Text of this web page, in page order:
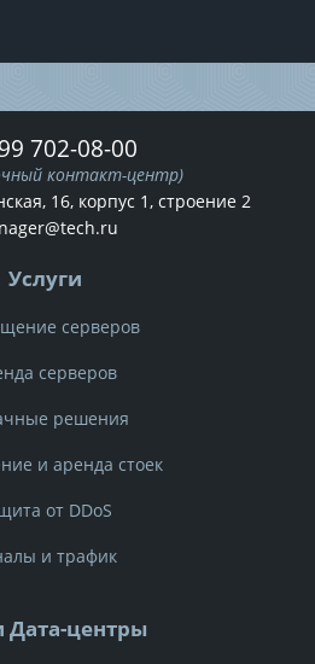
702-08-00
контакт-центр)
16, корпус 1, строение 2
Услуги
серверов
серверов
решения
и аренда стоек
от DDoS
и трафик
центры